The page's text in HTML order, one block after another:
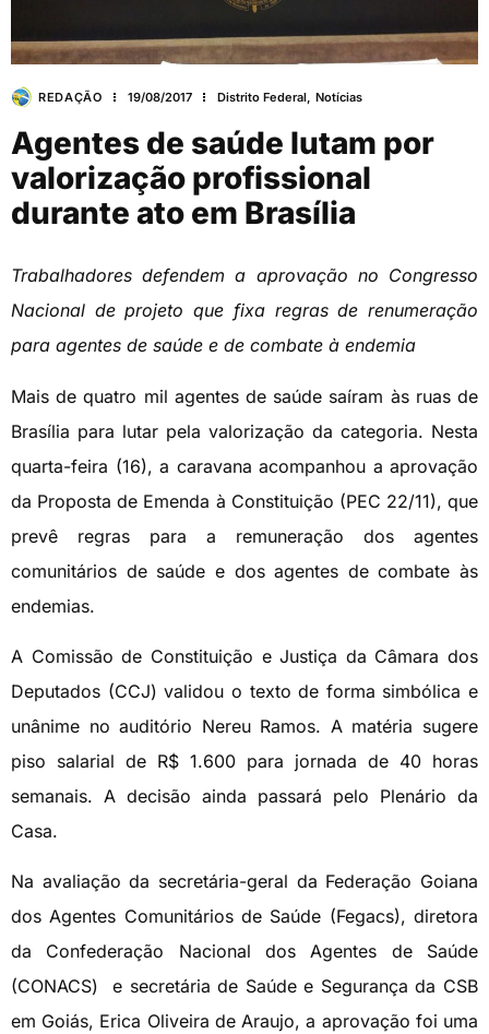
REDAÇÃO 19/08/2017 Distrito Federal, Notícias
Agentes de saúde lutam por
valorização profissional
durante ato em Brasília
Trabalhadores defendem a aprovação no Congresso
Nacional de projeto que fixa regras de renumeração
para agentes de saúde e de combate à endemia
Mais de quatro mil agentes de saúde saíram às ruas de
Brasília para lutar pela valorização da categoria. Nesta
quarta-feira (16), a caravana acompanhou a aprovação
da Proposta de Emenda à Constituição (PEC 22/11), que
prevê regras para a remuneração dos agentes
comunitários de saúde e dos agentes de combate às
endemias.
A Comissão de Constituição e Justiça da Câmara dos
Deputados (CCJ) validou o texto de forma simbólica e
unânime no auditório Nereu Ramos. A matéria sugere
piso salarial de R$ 1.600 para jornada de 40 horas
semanais. A decisão ainda passará pelo Plenário da
Casa.
Na avaliação da secretária-geral da Federação Goiana
dos Agentes Comunitários de Saúde (Fegacs), diretora
da Confederação Nacional dos Agentes de Saúde
(CONACS) e secretária de Saúde e Segurança da CSB
em Goiás, Erica Oliveira de Araujo, a aprovação foi uma